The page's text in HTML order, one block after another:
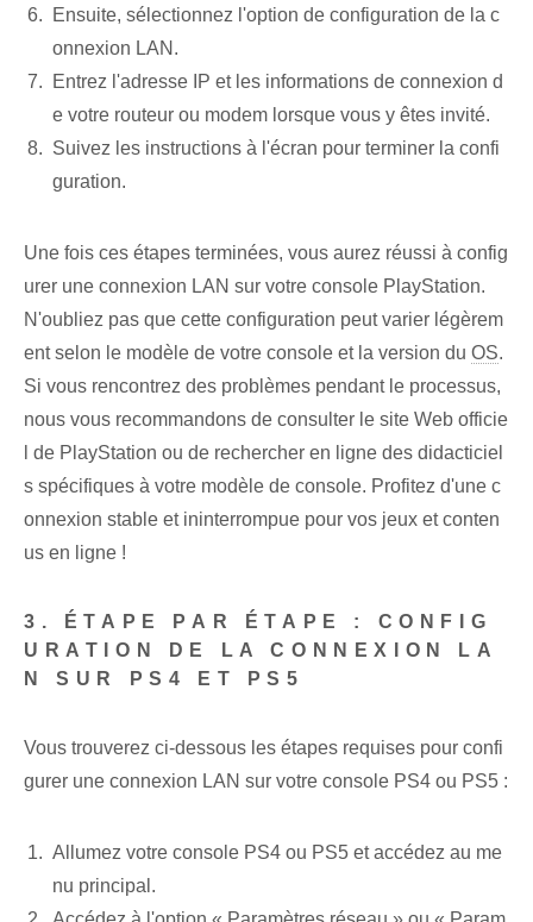
Ensuite, sélectionnez l'option de configuration de la c
onnexion LAN.
Entrez l'adresse IP et les informations de connexion d
e votre routeur ou modem lorsque vous y êtes invité.
Suivez les instructions à l'écran pour terminer la confi
guration.
Une fois ces étapes terminées, vous aurez réussi à config
urer une connexion LAN sur votre console PlayStation.
N'oubliez pas que cette configuration peut varier légèrem
ent selon le modèle de votre console et la version du OS.
Si vous rencontrez des problèmes pendant le processus,
nous vous recommandons de consulter le site Web officie
l de PlayStation ou de rechercher en ligne des didacticiel
s spécifiques à votre modèle de console. Profitez d'une c
onnexion stable et ininterrompue pour vos jeux et conten
us en ligne !
3. ÉTAPE PAR ÉTAPE : CONFIG
URATION DE LA CONNEXION LA
N SUR PS4 ET PS5
Vous trouverez ci-dessous les étapes requises pour confi
gurer une connexion LAN sur votre console PS4 ou PS5 :
Allumez votre console PS4 ou PS5 et accédez au me
nu principal.